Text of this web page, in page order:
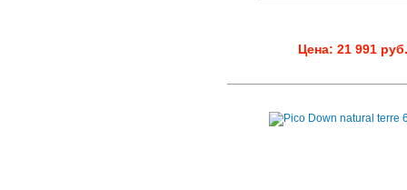
Цена: 21 991 руб.